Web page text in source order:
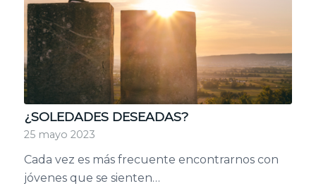
¿SOLEDADES DESEADAS?
25 mayo 2023
Cada vez es más frecuente encontrarnos con
jóvenes que se sienten…